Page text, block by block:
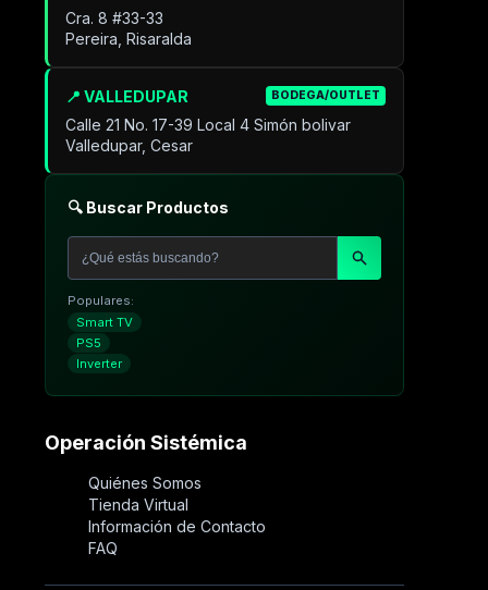
📍 VALLEDUPAR BODEGA/OUTLET
Calle 21 No. 17-39 Local 4 Simón bolivar
Valledupar, Cesar
Cra. 8 #33-33
Pereira, Risaralda
🔍 Buscar Productos
Populares:
Smart TV
PS5
Inverter
Operación Sistémica
Quiénes Somos
Tienda Virtual
Información de Contacto
FAQ